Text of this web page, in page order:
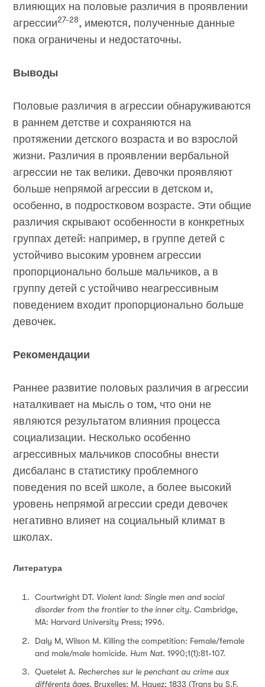
влияющих на половые различия в проявлении
агрессии27-28, имеются, полученные данные
пока ограничены и недостаточны.
Выводы
Половые различия в агрессии обнаруживаются
в раннем детстве и сохраняются на
протяжении детского возраста и во взрослой
жизни. Различия в проявлении вербальной
агрессии не так велики. Девочки проявляют
больше непрямой агрессии в детском и,
особенно, в подростковом возрасте. Эти общие
различия скрывают особенности в конкретных
группах детей: например, в группе детей с
устойчиво высоким уровнем агрессии
пропорционально больше мальчиков, а в
группу детей с устойчиво неагрессивным
поведением входит пропорционально больше
девочек.
Рекомендации
Раннее развитие половых различия в агрессии
наталкивает на мысль о том, что они не
являются результатом влияния процесса
социализации. Несколько особенно
агрессивных мальчиков способны внести
дисбаланс в статистику проблемного
поведения по всей школе, а более высокий
уровень непрямой агрессии среди девочек
негативно влияет на социальный климат в
школах.
Литература
Courtwright DT. Violent land: Single men and social
disorder from the frontier to the inner city. Cambridge,
MA: Harvard University Press; 1996.
Daly M, Wilson M. Killing the competition: Female/female
and male/male homicide. Hum Nat. 1990;1(1):81-107.
Quetelet A. Recherches sur le penchant au crime aux
différents âges. Bruxelles: M. Hayez; 1833 (Trans by S.F.